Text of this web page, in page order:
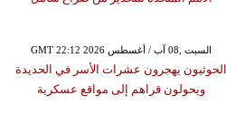
GMT 22:12 2026 السبت ,08 آب / أغسطس
الحوثيون يهجرون عشرات الأسر في الحديدة
ويحولون قراهم إلى مواقع عسكرية